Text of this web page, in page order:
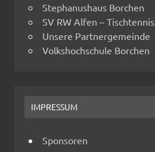
Stephanushaus Borchen
SV RW Alfen – Tischtennis
Unsere Partnergemeinde
Volkshochschule Borchen
IMPRESSUM
Sponsoren